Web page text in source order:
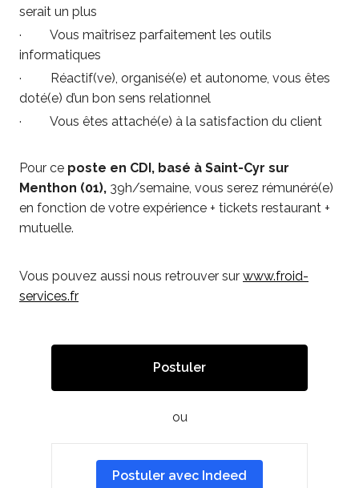
serait un plus
· Vous maîtrisez parfaitement les outils
informatiques
· Réactif(ve), organisé(e) et autonome, vous êtes
doté(e) d’un bon sens relationnel
· Vous êtes attaché(e) à la satisfaction du client
Pour ce poste en CDI, basé à Saint-Cyr sur
Menthon (01), 39h/semaine, vous serez rémunéré(e)
en fonction de votre expérience + tickets restaurant +
mutuelle.
Vous pouvez aussi nous retrouver sur www.froid-
services.fr
Postuler
ou
Postuler avec Indeed